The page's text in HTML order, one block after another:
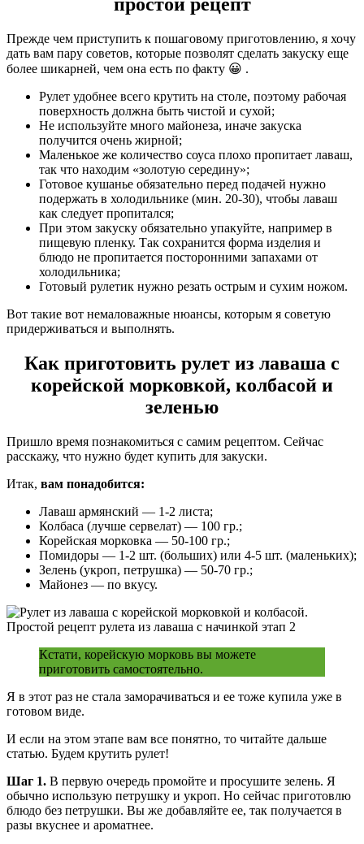
Прежде чем приступить к пошаговому приготовлению, я хочу
дать вам пару советов, которые позволят сделать закуску еще
более шикарней, чем она есть по факту 😀 .
Рулет удобнее всего крутить на столе, поэтому рабочая
поверхность должна быть чистой и сухой;
Не используйте много майонеза, иначе закуска
получится очень жирной;
Маленькое же количество соуса плохо пропитает лаваш,
так что находим «золотую середину»;
Готовое кушанье обязательно перед подачей нужно
подержать в холодильнике (мин. 20-30), чтобы лаваш
как следует пропитался;
При этом закуску обязательно упакуйте, например в
пищевую пленку. Так сохранится форма изделия и
блюдо не пропитается посторонними запахами от
холодильника;
Готовый рулетик нужно резать острым и сухим ножом.
Вот такие вот немаловажные нюансы, которым я советую
придерживаться и выполнять.
Как приготовить рулет из лаваша с
корейской морковкой, колбасой и
зеленью
Пришло время познакомиться с самим рецептом. Сейчас
расскажу, что нужно будет купить для закуски.
Итак, вам понадобится:
Лаваш армянский — 1-2 листа;
Колбаса (лучше сервелат) — 100 гр.;
Корейская морковка — 50-100 гр.;
Помидоры — 1-2 шт. (больших) или 4-5 шт. (маленьких);
Зелень (укроп, петрушка) — 50-70 гр.;
Майонез — по вкусу.
Кстати, корейскую морковь вы можете
приготовить самостоятельно.
Я в этот раз не стала заморачиваться и ее тоже купила уже в
готовом виде.
И если на этом этапе вам все понятно, то читайте дальше
статью. Будем крутить рулет!
Шаг 1. В первую очередь промойте и просушите зелень. Я
обычно использую петрушку и укроп. Но сейчас приготовлю
блюдо без петрушки. Вы же добавляйте ее, так получается в
разы вкуснее и ароматнее.